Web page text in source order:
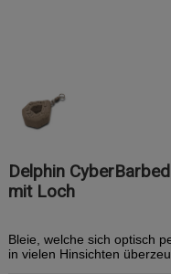
Delphin
mit Loch
Bleie, welche sich optisch
in vielen Hinsichten